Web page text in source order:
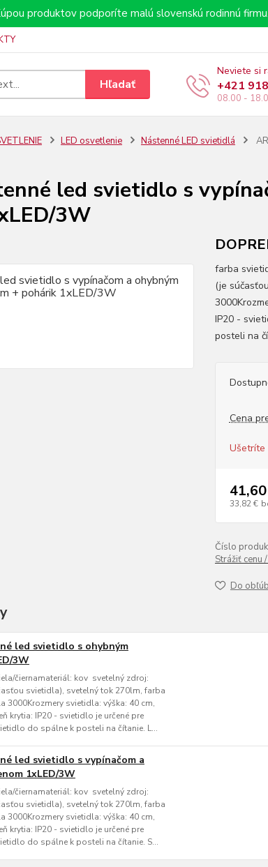
produktov podporíte malú slovenskú rodinnú
Hľadať
Neviete si
+421
08.00 -
LED osvetlenie Nástenné LED svietidlá
led svietidlo s
3W
farba
(je
IP20 -
posteli na
Cena
Ušetríte
33,82 €
Číslo
Strážiť cenu
Do
led svietidlo s ohybným
3W
čiernamateriál: kov svetelný zdroj:
svietidla), svetelný tok 270lm, farba
3000Krozmery svietidla: výška: 40 cm,
krytia: IP20 - svietidlo je určené pre
do spálne k posteli na čítanie. L...
led svietidlo s vypínačom a
1xLED/3W
čiernamateriál: kov svetelný zdroj:
svietidla), svetelný tok 270lm, farba
3000Krozmery svietidla: výška: 40 cm,
krytia: IP20 - svietidlo je určené pre
do spálne k posteli na čítanie. S...